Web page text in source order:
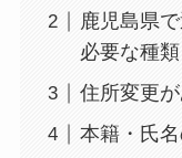
鹿児島県
必要な種
住所変更
本籍・氏